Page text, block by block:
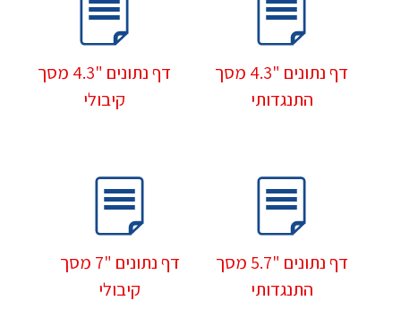
דף נתונים "4.3 מסך
התנגדותי
דף נתונים "4.3 מסך
קיבולי
דף נתונים "5.7 מסך
התנגדותי
דף נתונים "7 מסך
קיבולי